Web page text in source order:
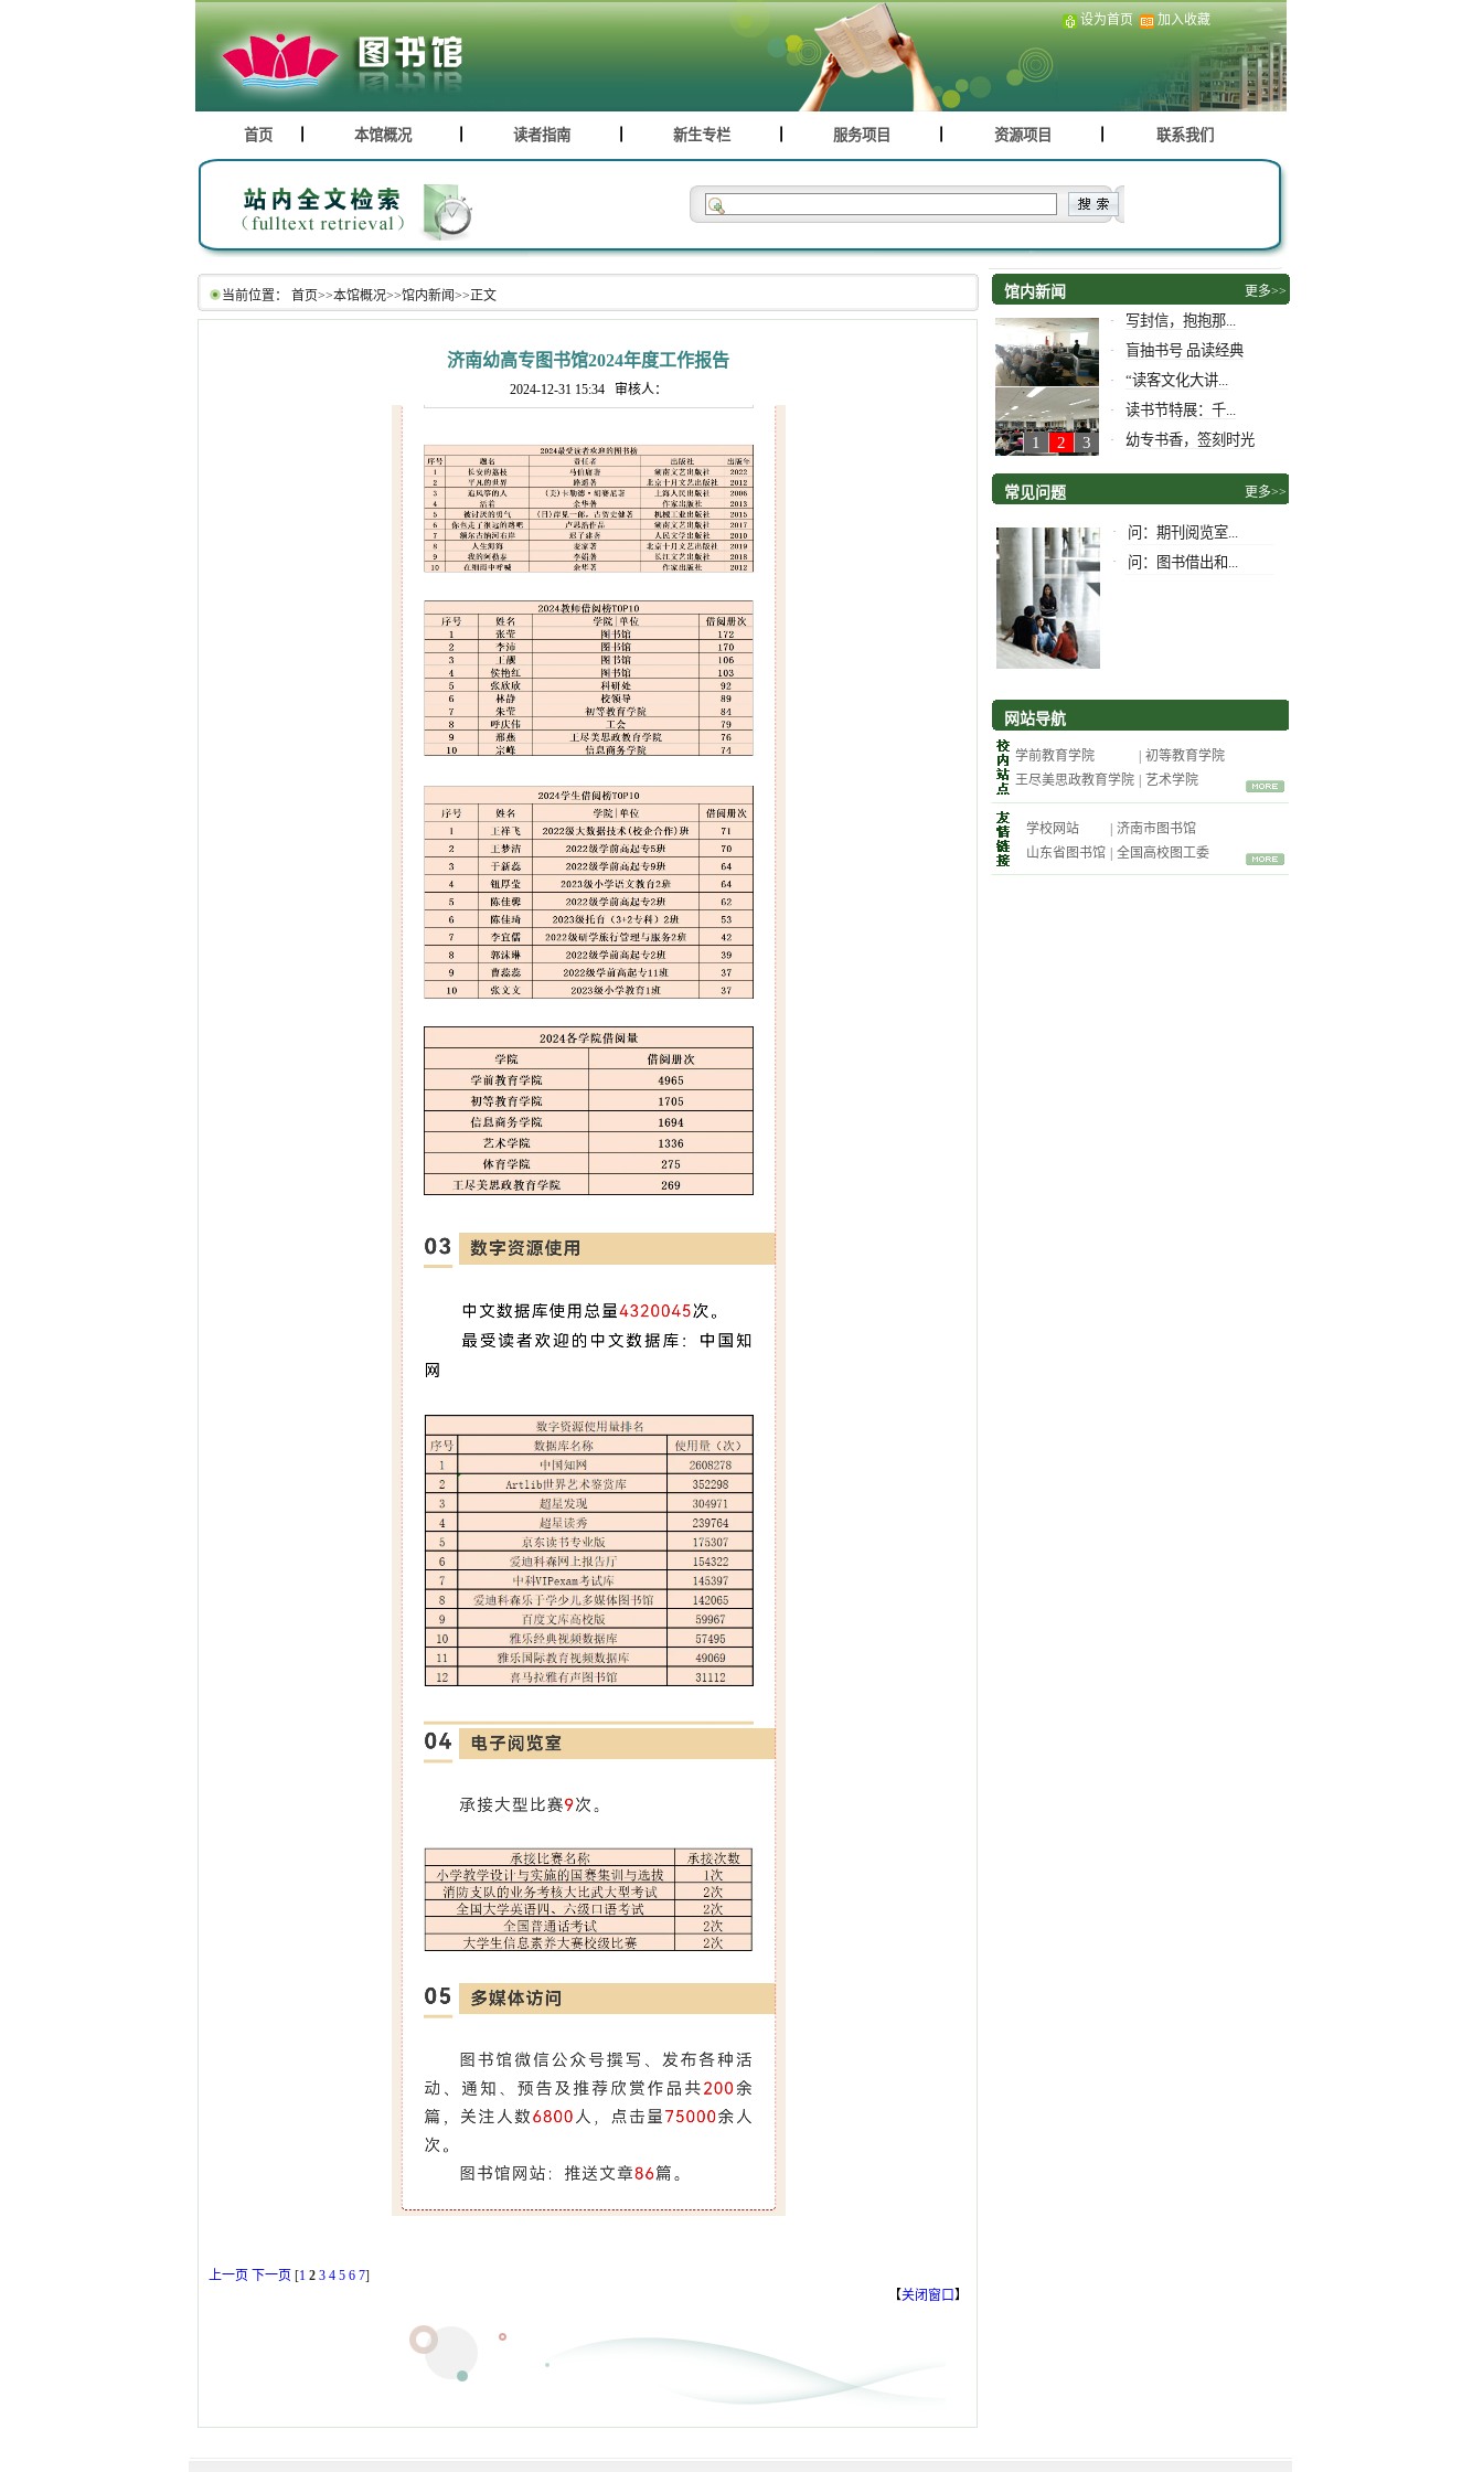
设为首页 加入收藏
首页 本馆概况 读者指南 新生专栏 服务项目 资源项目 联系我们
当前位置： 首页>>本馆概况>>馆内新闻>>正文
济南幼高专图书馆2024年度工作报告
2024-12-31 15:34 审核人：
上一页 下一页 [1 2 3 4 5 6 7]
【关闭窗口】
馆内新闻 更多>>
1 2 3
· 写封信，抱抱那...
· 盲抽书号 品读经典
· “读客文化大讲...
· 读书节特展：千...
· 幼专书香，签刻时光
常见问题 更多>>
· 问：期刊阅览室...
· 问：图书借出和...
网站导航
学前教育学院
初等教育学院
王尽美思政教育学院
艺术学院
学校网站
济南市图书馆
山东省图书馆
全国高校图工委